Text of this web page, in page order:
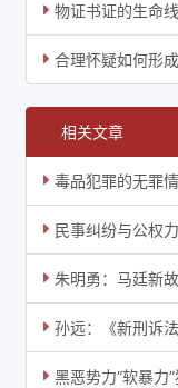
物证书证的生命
合理怀疑如何形
相关文章
毒品犯罪的无罪
民事纠纷与公权
朱明勇：马廷新
孙远：《新刑诉
黑恶势力“软暴力